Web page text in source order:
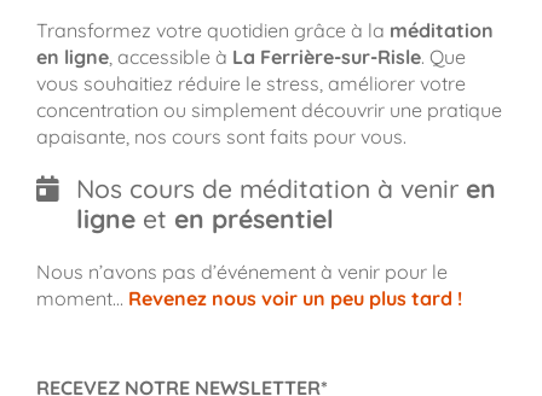
Transformez votre quotidien grâce à la méditation
en ligne, accessible à La Ferrière-sur-Risle. Que
vous souhaitiez réduire le stress, améliorer votre
concentration ou simplement découvrir une pratique
apaisante, nos cours sont faits pour vous.
Nos cours de méditation à venir en
ligneet en présentiel
Nous n’avons pas d’événement à venir pour le
moment… Revenez nous voir un peu plus tard !
RECEVEZ NOTRE NEWSLETTER*